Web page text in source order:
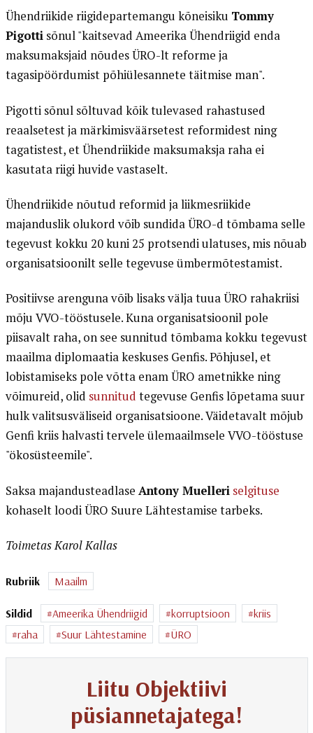
Ühendriikide riigidepartemangu kõneisiku Tommy
Pigottisõnul "kaitsevad Ameerika Ühendriigid enda
maksumaksjaid nõudes ÜRO-lt reforme ja
tagasipöördumist põhiülesannete täitmise man".
Pigotti sõnul sõltuvad kõik tulevased rahastused
reaalsetest ja märkimisväärsetest reformidest ning
tagatistest, et Ühendriikide maksumaksja raha ei
kasutata riigi huvide vastaselt.
Ühendriikide nõutud reformid ja liikmesriikide
majanduslik olukord võib sundida ÜRO-d tõmbama selle
tegevust kokku 20 kuni 25 protsendi ulatuses, mis nõuab
organisatsioonilt selle tegevuse ümbermõtestamist.
Positiivse arenguna võib lisaks välja tuua ÜRO rahakriisi
mõju VVO-tööstusele. Kuna organisatsioonil pole
piisavalt raha, on see sunnitud tõmbama kokku tegevust
maailma diplomaatia keskuses Genfis. Põhjusel, et
lobistamiseks pole võtta enam ÜRO ametnikke ning
võimureid, olid sunnitud tegevuse Genfis lõpetama suur
hulk valitsusväliseid organisatsioone. Väidetavalt mõjub
Genfi kriis halvasti tervele ülemaailmsele VVO-tööstuse
"ökosüsteemile".
Saksa majandusteadlase Antony Muelleri selgituse
kohaselt loodi ÜRO Suure Lähtestamise tarbeks.
Toimetas Karol Kallas
Rubriik Maailm
Sildid Ameerika Ühendriigid korruptsioon
kriis
raha
Suur Lähtestamine ÜRO
Liitu Objektiivi
püsiannetajatega!